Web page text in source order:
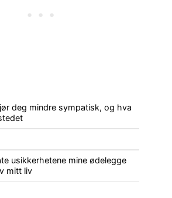
deg mindre sympatisk, og hva
usikkerhetene mine ødelegge
mitt liv